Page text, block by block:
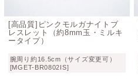
[高品質]ピンクモルガナイトブ
レスレット（約8mm玉・ミルキ
ータイプ）
腕周り約16.5cm（サイズ変更可）
[MGET-BR0802IS]